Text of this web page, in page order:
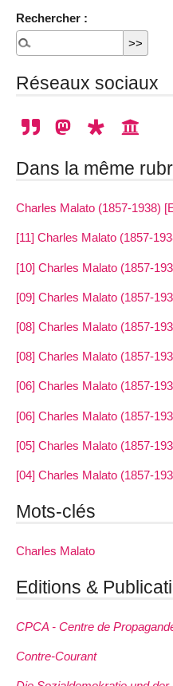
Rechercher :
Réseaux sociaux
Dans la même
Charles Malato (1857-1938)
[11] Charles Malato (1857-
[10] Charles Malato (1857-
[09] Charles Malato (1857-
[08] Charles Malato (1857-
[08] Charles Malato (1857-
[06] Charles Malato (1857-
[06] Charles Malato (1857-
[05] Charles Malato (1857-
[04] Charles Malato (1857-
Mots-clés
Charles Malato
Editions &
CPCA - Centre de
Contre-Courant